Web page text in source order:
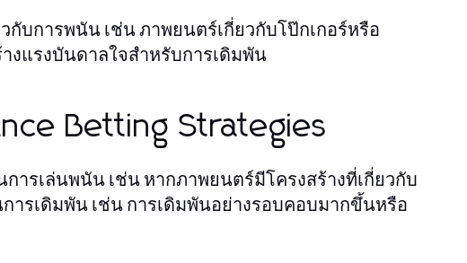
บการพนัน เช่น ภาพยนตร์เกี่ยวกับโป๊กเกอร์หรือ
งแรงบันดาลใจสำหรับการเดิมพัน
Betting Strategies
ารเล่นพนัน เช่น หากภาพยนตร์มีโครงสร้างที่เกี่ยวกับ
รเดิมพัน เช่น การเดิมพันอย่างรอบคอบมากขึ้นหรือ